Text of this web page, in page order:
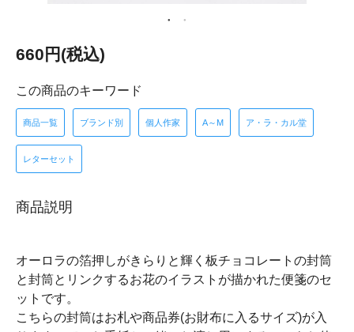
660円(税込)
この商品のキーワード
商品一覧 ブランド別 個人作家 A～M ア・ラ・カル堂
レターセット
商品説明
オーロラの箔押しがきらりと輝く板チョコレートの封筒
と封筒とリンクするお花のイラストが描かれた便箋のセ
ットです。
こちらの封筒はお札や商品券(お財布に入るサイズ)が入